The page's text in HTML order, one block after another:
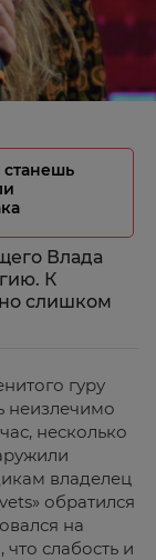
станешь
Влада
К
слишком
гуру
неизлечимо
несколько
владелец
обратился
на
слабость и